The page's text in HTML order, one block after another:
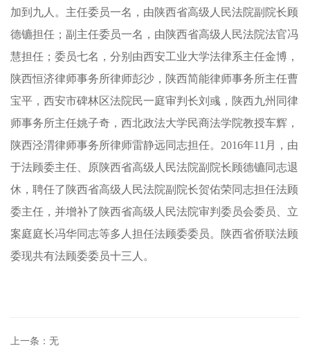
加到九人。主任委员一名，由陕西省高级人民法院副院长顾
德镳担任；副主任委员一名，由陕西省高级人民法院法官冯
慧担任；委员七名，分别由西安工业大学法律系主任金博，
陕西恒济律师事务所律师彭沙，陕西简能律师事务所主任曹
宝平，西安市碑林区法院民一庭审判长刘彧，陕西九州同律
师事务所主任姚子奇，西北政法大学民商法学院教授车辉，
陕西泾渭律师事务所律师雷静远同志担任。2016年11月，由
于法顾委主任、原陕西省高级人民法院副院长顾德镳同志退
休，聘任了陕西省高级人民法院副院长贺佑荣同志担任法顾
委主任，并增补了陕西省高级人民法院审判委员会委员、立
案庭庭长冯华同志等多人担任法顾委委员。陕西省侨联法顾
委现共有法顾委委员十三人。
上一条：无